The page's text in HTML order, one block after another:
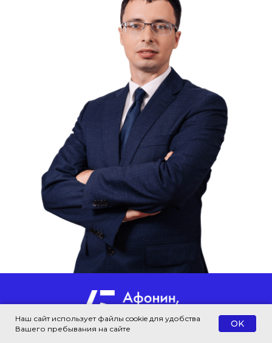
Наш сайт использует файлы cookie для удобства
Вашего пребывания на сайте
OK